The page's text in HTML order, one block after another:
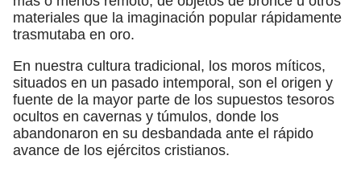
materiales que la imaginación popular rápidamente
trasmutaba en oro.
En nuestra cultura tradicional, los moros míticos,
situados en un pasado intemporal, son el origen y
fuente de la mayor parte de los supuestos tesoros
ocultos en cavernas y túmulos, donde los
abandonaron en su desbandada ante el rápido
avance de los ejércitos cristianos.